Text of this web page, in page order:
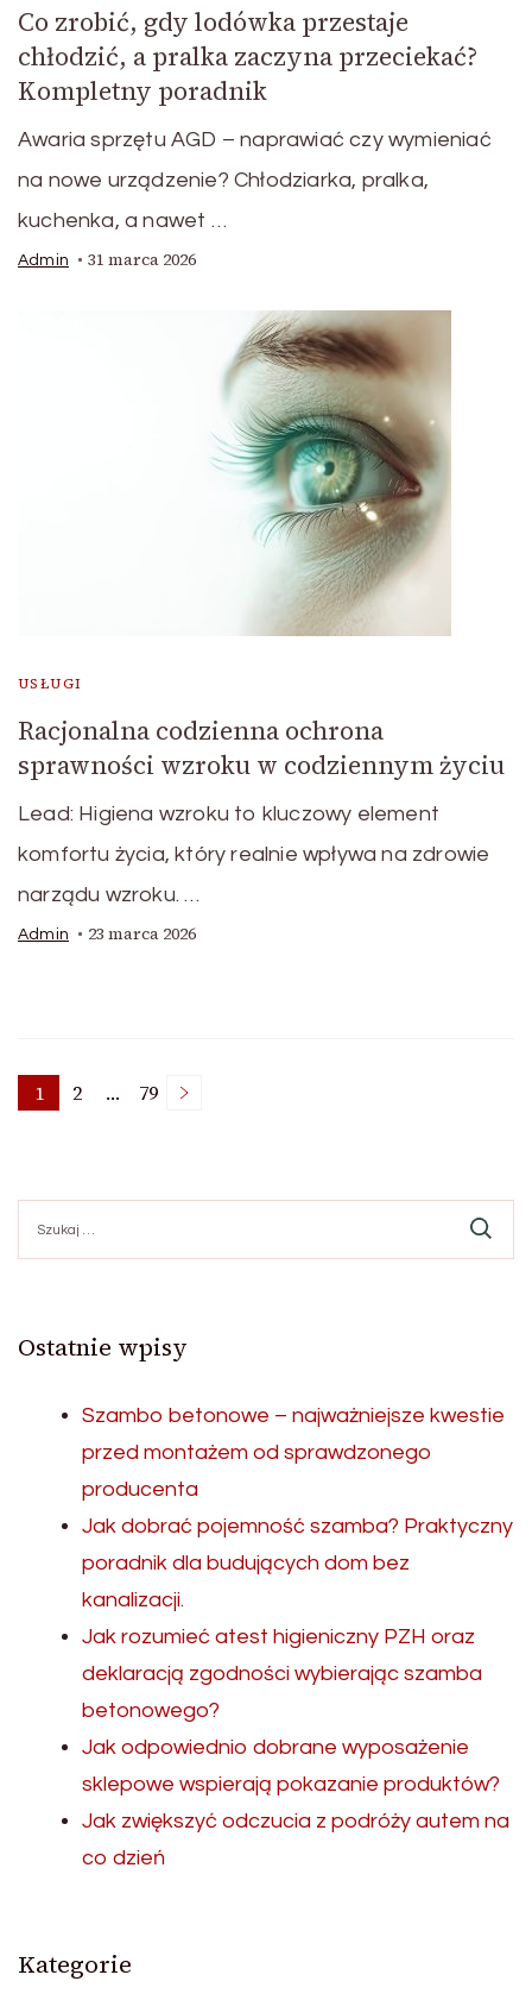
Co zrobić, gdy lodówka przestaje
chłodzić, a pralka zaczyna przeciekać?
Kompletny poradnik
Awaria sprzętu AGD – naprawiać czy wymieniać
na nowe urządzenie? Chłodziarka, pralka,
kuchenka, a nawet …
Admin 31 marca 2026
USŁUGI
Racjonalna codzienna ochrona
sprawności wzroku w codziennym życiu
Lead: Higiena wzroku to kluczowy element
komfortu życia, który realnie wpływa na zdrowie
narządu wzroku. …
Admin 23 marca 2026
Stronicowanie
wpisów
Strona
1 Strona
2 … Strona
79
Ostatnie wpisy
Szambo betonowe – najważniejsze kwestie
przed montażem od sprawdzonego
producenta
Jak dobrać pojemność szamba? Praktyczny
poradnik dla budujących dom bez
kanalizacji.
Jak rozumieć atest higieniczny PZH oraz
deklaracją zgodności wybierając szamba
betonowego?
Jak odpowiednio dobrane wyposażenie
sklepowe wspierają pokazanie produktów?
Jak zwiększyć odczucia z podróży autem na
co dzień
Kategorie